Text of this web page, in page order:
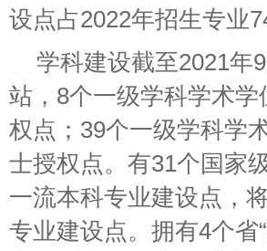
设点占2022年招生专业
学科建设截至2021年
站，8个一级学科学术
权点；39个一级学科学
士授权点。有31个国家
一流本科专业建设点，
专业建设点。拥有4个省